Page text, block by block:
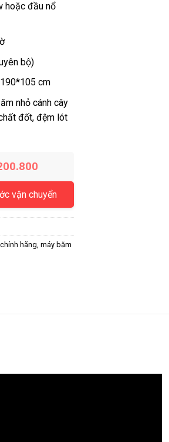
hoặc đầu nổ
bộ)
cm
nhỏ cánh cây
đốt, đệm lót
vận chuyển
hãng máy băm